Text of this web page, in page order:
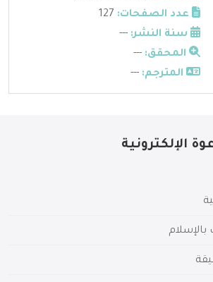
عدد الصفحات:
سنة النشر: ---
المحقق: ---
المترجم: ---
الإلكترونية
بالإسلام